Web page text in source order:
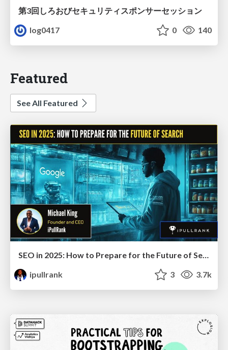
第3回しろおびセキュリティスポンサーセッション
log0417
0 140
Featured
See All Featured
SEO in 2025: How to Prepare for the Future of Search
ipullrank
3 3.7k